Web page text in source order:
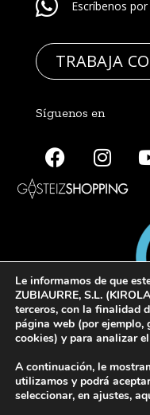
Escríbenos
TRABAJA
Síguenos en
Aviso Legal
Le informamos de que
ZUBIAURRE, S.L.
terceros, con la finalidad
página web (por ejemplo,
cookies) y para analizar
A continuación, le
utilizamos y podrá
seleccionar, en ajustes,